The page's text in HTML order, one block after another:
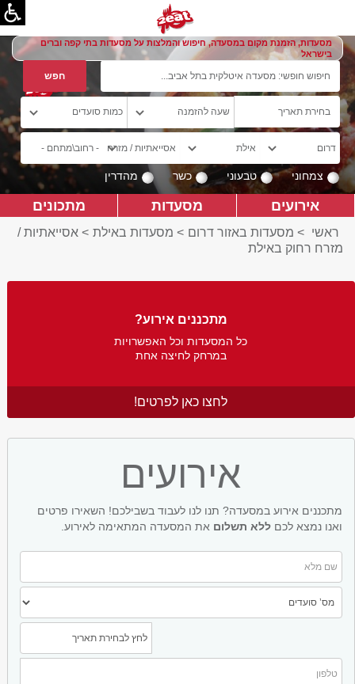
מסעדות, הזמנת מקום במסעדה, חיפוש והמלצות על מסעדות בתי קפה וברים
בישראל
צמחוני טבעוני כשר מהדרין
אירועים מסעדות מתכונים
ראשי > מסעדות באזור דרום > מסעדות באילת > אסייאתיות /
מזרח רחוק באילת
מתכננים אירוע?
כל המסעדות וכל האפשרויות
במרחק לחיצה אחת
לחצו כאן לפרטים!
אירועים
מתכננים אירוע במסעדה? תנו לנו לעבוד בשבילכם! השאירו פרטים
ואנו נמצא לכם ללא תשלום את המסעדה המתאימה לאירוע.